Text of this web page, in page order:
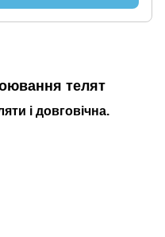
телят
і довговічна.